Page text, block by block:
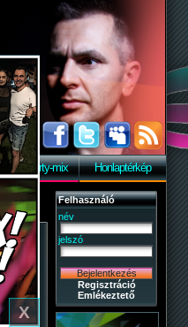
X
Party-mix Honlaptérkép
Felhasználó
név
jelszó
Regisztráció
Emlékeztető